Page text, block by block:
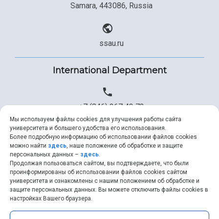
Samara, 443086, Russia
ssau.ru
International Department
+7 (846) 267 43 73
+7 (846) 334 57 22
ssau@ssau.ru
Мы используем файлы cookies для улучшения работы сайта
университета и большего удобства его использования.
Более подробную информацию об использовании файлов cookies
можно найти здесь, наше положение об обработке и защите
персональных данных – здесь.
Продолжая пользоваться сайтом, вы подтверждаете, что были
проинформированы об использовании файлов cookies сайтом
университета и ознакомлены с нашим положением об обработке и
защите персональных данных. Вы можете отключить файлы cookies в
настройках Вашего браузера.